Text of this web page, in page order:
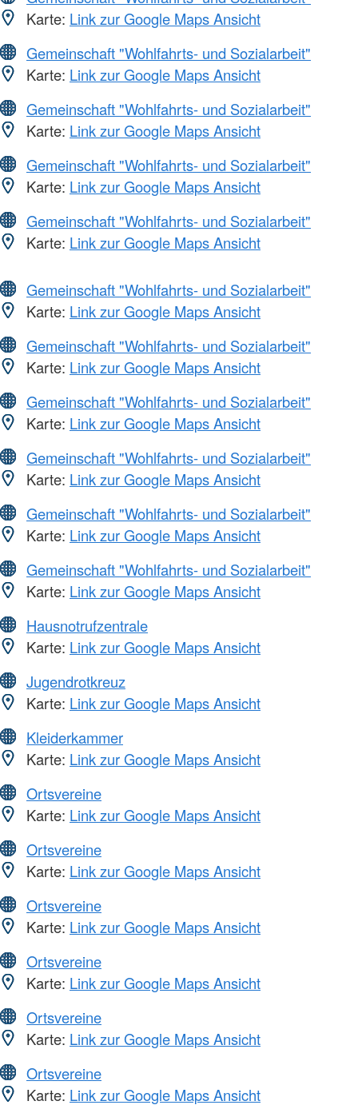
Karte: Link zur Google Maps Ansicht
Gemeinschaft "Wohlfahrts- und Sozialarbeit"
Karte: Link zur Google Maps Ansicht
Gemeinschaft "Wohlfahrts- und Sozialarbeit"
Karte: Link zur Google Maps Ansicht
Gemeinschaft "Wohlfahrts- und Sozialarbeit"
Karte: Link zur Google Maps Ansicht
Gemeinschaft "Wohlfahrts- und Sozialarbeit"
Karte: Link zur Google Maps Ansicht
Gemeinschaft "Wohlfahrts- und Sozialarbeit"
Karte: Link zur Google Maps Ansicht
Gemeinschaft "Wohlfahrts- und Sozialarbeit"
Karte: Link zur Google Maps Ansicht
Gemeinschaft "Wohlfahrts- und Sozialarbeit"
Karte: Link zur Google Maps Ansicht
Gemeinschaft "Wohlfahrts- und Sozialarbeit"
Karte: Link zur Google Maps Ansicht
Gemeinschaft "Wohlfahrts- und Sozialarbeit"
Karte: Link zur Google Maps Ansicht
Gemeinschaft "Wohlfahrts- und Sozialarbeit"
Karte: Link zur Google Maps Ansicht
Hausnotrufzentrale
Karte: Link zur Google Maps Ansicht
Jugendrotkreuz
Karte: Link zur Google Maps Ansicht
Kleiderkammer
Karte: Link zur Google Maps Ansicht
Ortsvereine
Karte: Link zur Google Maps Ansicht
Ortsvereine
Karte: Link zur Google Maps Ansicht
Ortsvereine
Karte: Link zur Google Maps Ansicht
Ortsvereine
Karte: Link zur Google Maps Ansicht
Ortsvereine
Karte: Link zur Google Maps Ansicht
Ortsvereine
Karte: Link zur Google Maps Ansicht